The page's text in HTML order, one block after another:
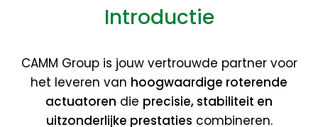
Introductie
CAMM Group is jouw vertrouwde partner voor
het leveren van hoogwaardige roterende
actuatoren die precisie, stabiliteit en
uitzonderlijke prestaties combineren.